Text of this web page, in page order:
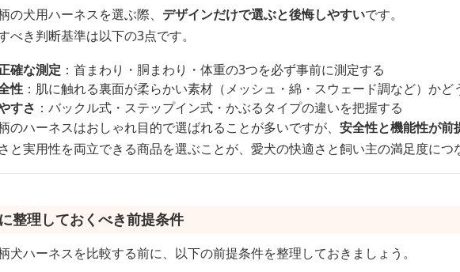
の犬用ハーネスを選ぶ際、 デザインだけで選ぶと後悔しやすいです。
べき判断基準は以下の3点です。
確な測定 ：首まわり・胴まわり・体重の3つを必ず事前に測定する
性 ：肌に触れる裏面が柔らかい素材（メッシュ・綿・スウェード調など）かど
すさ ：バックル式・ステップイン式・かぶるタイプの違いを把握する
のハーネスはおしゃれ目的で選ばれることが多いですが、 安全性と機能性が前
と実用性を両立できる商品を選ぶことが、愛犬の快適さと飼い主の満足度につ
整理しておくべき前提条件
犬ハーネスを比較する前に、以下の前提条件を整理しておきましょう。